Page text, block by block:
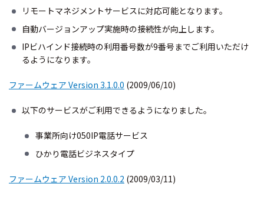
リモートマネジメントサービスに対応可能となります。
自動バージョンアップ実施時の接続性が向上します。
IPビハインド接続時の利用番号数が9番号までご利用いただけ
るようになります。
ファームウェア Version 3.1.0.0 (2009/06/10)
以下のサービスがご利用できるようになりました。
事業所向け050IP電話サービス
ひかり電話ビジネスタイプ
ファームウェア Version 2.0.0.2 (2009/03/11)